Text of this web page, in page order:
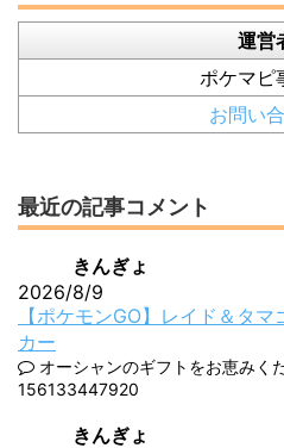
運営
ポケマピ
お問い
最近の記事コメント
きんぎょ
2026/8/9
【ポケモンGO】レイド＆タ
カー
オーシャンのギフトをお恵みく
156133447920
きんぎょ